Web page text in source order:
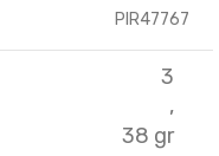
PIR47767
3
,
38 gr